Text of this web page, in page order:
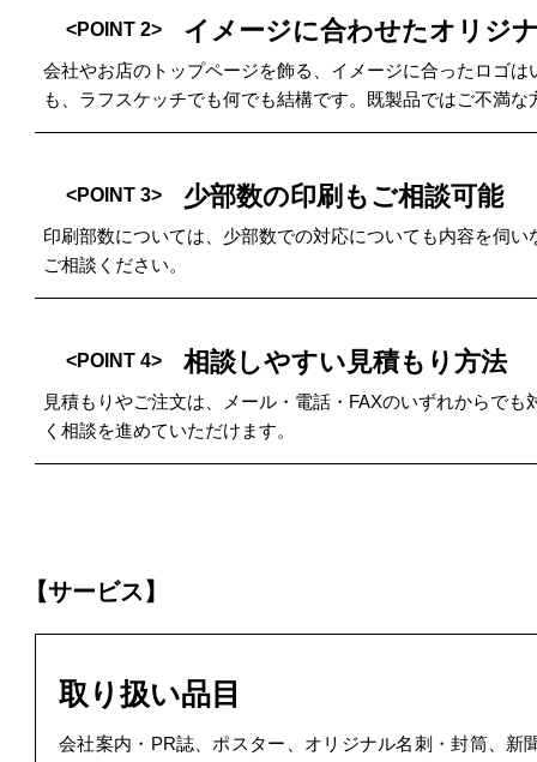
<POINT 2> イメージに合わせたオリジ
会社やお店のトップページを飾る、イメージに合ったロゴ
も、ラフスケッチでも何でも結構です。既製品ではご不満
<POINT 3> 少部数の印刷もご相談可能
印刷部数については、少部数での対応についても内容を伺
ご相談ください。
<POINT 4> 相談しやすい見積もり方法
見積もりやご注文は、メール・電話・FAXのいずれからで
く相談を進めていただけます。
【サービス】
取り扱い品目
会社案内・PR誌、ポスター、オリジナル名刺・封筒、新